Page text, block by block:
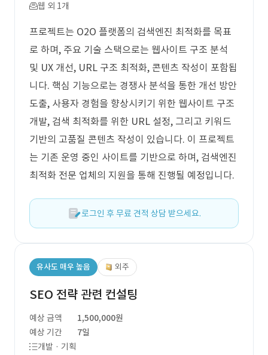
웹 외 1개
프로젝트는 O2O 플랫폼의 검색엔진 최적화를 목표
로 하며, 주요 기술 스택으로는 웹사이트 구조 분석
및 UX 개선, URL 구조 최적화, 콘텐츠 작성이 포함됩
니다. 핵심 기능으로는 경쟁사 분석을 통한 개선 방안
도출, 사용자 경험을 향상시키기 위한 웹사이트 구조
개발, 검색 최적화를 위한 URL 설정, 그리고 키워드
기반의 고품질 콘텐츠 작성이 있습니다. 이 프로젝트
는 기존 운영 중인 사이트를 기반으로 하며, 검색엔진
최적화 전문 업체의 지원을 통해 진행될 예정입니다.
로그인 후 무료 견적 상담 받으세요.
유사도 매우 높음 외주
SEO 전략 관련 컨설팅
예상 금액
1,500,000원
예상 기간
7일
개발 · 기획